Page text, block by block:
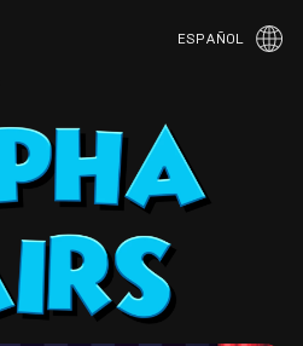
ESPAÑOL